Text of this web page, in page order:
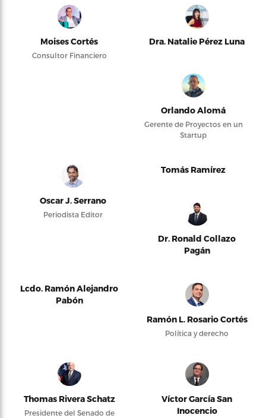
Moises Cortés
Consultor Financiero
Dra. Natalie Pérez Luna
Orlando Alomá
Gerente de Proyectos en un
Startup
Oscar J. Serrano
Periodista Editor
Tomás Ramírez
Dr. Ronald Collazo
Pagán
Lcdo. Ramón Alejandro
Pabón
Ramón L. Rosario Cortés
Política y derecho
Thomas Rivera Schatz
Presidente del Senado de
Víctor García San
Inocencio